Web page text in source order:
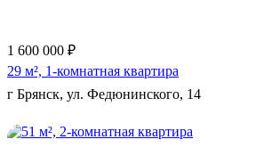
1 600 000 ₽
29 м², 1-комнатная квартира
г Брянск, ул. Федюнинского, 14